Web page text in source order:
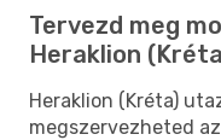
Tervezd meg
Heraklion
Heraklion (Kréta)
megszervezheted